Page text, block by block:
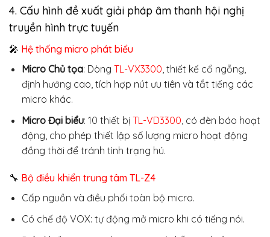
4. Cấu hình đề xuất giải pháp âm thanh hội nghị
truyền hình trực tuyến
🎤 Hệ thống micro phát biểu
Micro Chủ tọa: Dòng TL-VX3300 , thiết kế cổ ngỗng,
định hướng cao, tích hợp nút ưu tiên và tắt tiếng các
micro khác.
Micro Đại biểu: 10 thiết bị TL-VD3300 , có đèn báo hoạt
động, cho phép thiết lập số lượng micro hoạt động
đồng thời để tránh tình trạng hú.
🔧 Bộ điều khiển trung tâm TL-Z4
Cấp nguồn và điều phối toàn bộ micro.
Có chế độ VOX: tự động mở micro khi có tiếng nói.